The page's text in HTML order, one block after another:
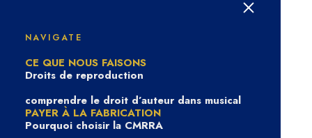
NAVIGATE
CE QUE NOUS FAISONS
Droits de reproduction
comprendre le droit d’auteur dans musical
PAYER À LA FABRICATION
Pourquoi choisir la CMRRA
Une nouvelle vague
dans l’édition musicale :
Kiki She, de Reservoir,
se démarque